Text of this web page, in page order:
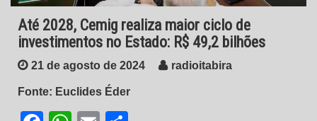
Até 2028, Cemig realiza maior ciclo de
investimentos no Estado: R$ 49,2 bilhões
21 de agosto de 2024 radioitabira
Fonte: Euclides Éder